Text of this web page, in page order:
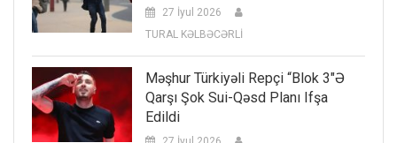
27 İyul 2026
TURAL KƏLBƏCƏRLİ
Məşhur Türkiyəli Repçi “Blok 3″ə
Qarşı Şok Sui-Qəsd Planı Ifşa
Edildi